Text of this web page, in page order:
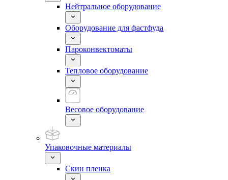
Нейтральное оборудование
Оборудование для фастфуда
Пароконвектоматы
Тепловое оборудование
Весовое оборудование
Упаковочные материалы
Скин пленка